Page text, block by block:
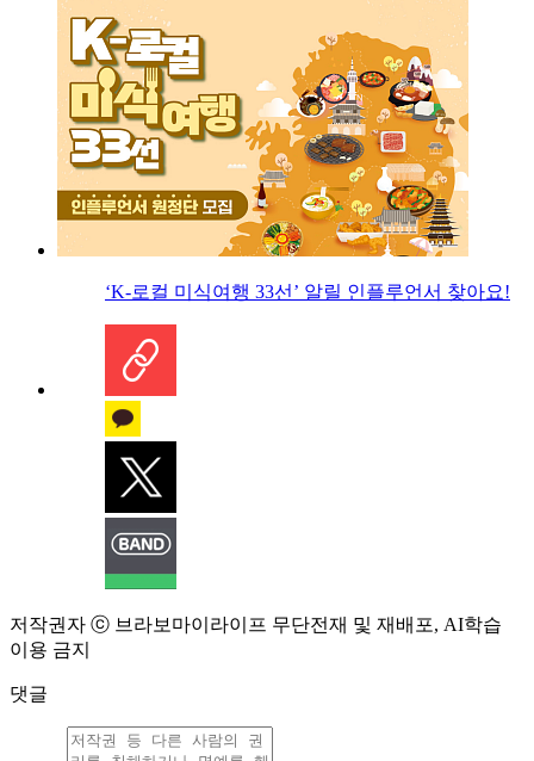
‘K-로컬 미식여행 33선’ 알릴 인플루언서 찾아요!
저작권자 ⓒ 브라보마이라이프 무단전재 및 재배포, AI학습
이용 금지
댓글